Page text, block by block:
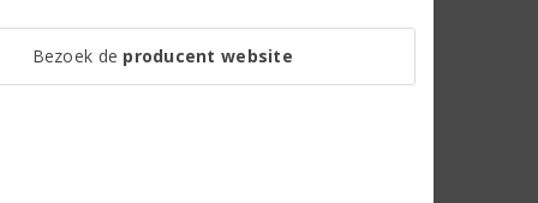
Bezoek de producent website